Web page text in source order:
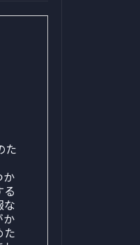
た
か
る
な
か
た